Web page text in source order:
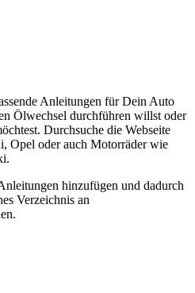
Anleitungen für Dein Auto
Ölwechsel durchführen willst oder
Durchsuche die Webseite
Opel oder auch Motorräder wie
hinzufügen und dadurch
Verzeichnis an